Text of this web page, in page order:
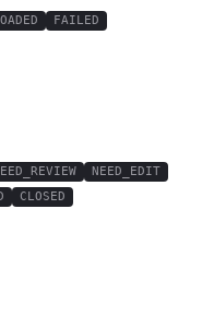
FAILED
NEED_EDIT
CLOSED